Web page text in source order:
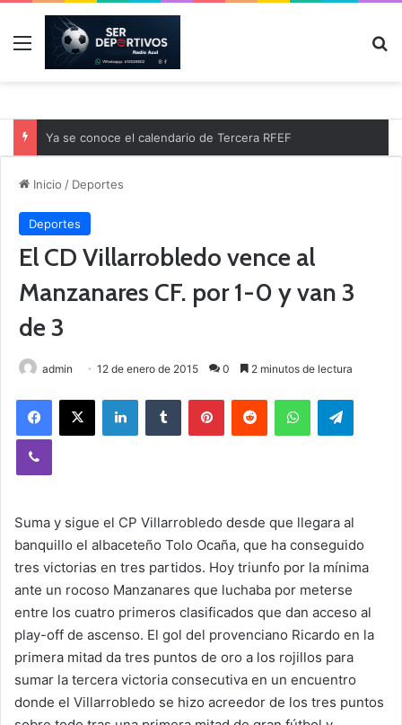
Menú
Ya se conoce el calendario de Tercera RFEF
Inicio / Deportes
Deportes
El CD Villarrobledo vence al
Manzanares CF. por 1-0 y van 3
de 3
admin 12 de enero de 2015 0 2 minutos de lectura
Suma y sigue el CP Villarrobledo desde que llegara al
banquillo el albaceteño Tolo Ocaña, que ha conseguido
tres victorias en tres partidos. Hoy triunfo por la mínima
ante un rocoso Manzanares que luchaba por meterse
entre los cuatro primeros clasificados que dan acceso al
play-off de ascenso. El gol del provenciano Ricardo en la
primera mitad da tres puntos de oro a los rojillos para
sumar la tercera victoria consecutiva en un encuentro
donde el Villarrobledo se hizo acreedor de los tres puntos